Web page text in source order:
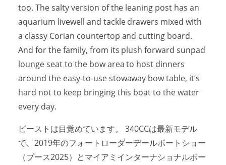
too. The salty version of the leaning post has an
aquarium livewell and tackle drawers mixed with
a classy Corian countertop and cutting board.
And for the family, from its plush forward sunpad
lounge seat to the bow area to host dinners
around the easy-to-use stowaway bow table, it’s
hard not to keep bringing this boat to the water
every day.
ビーストは目覚めています。 340CCは最新モデル
で、2019年のフォートローダーデールボートショー
（ブース2025）とマイアミインターナショナルボー